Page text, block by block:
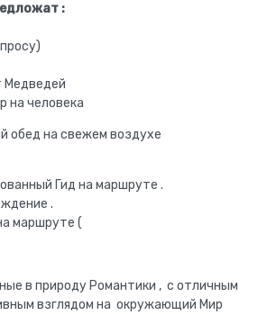
:
Медведей
на человека
обед на свежем воздухе
Гид на маршруте .
.
маршруте (
в природу Романтики , с отличным
взглядом на окружающий Мир